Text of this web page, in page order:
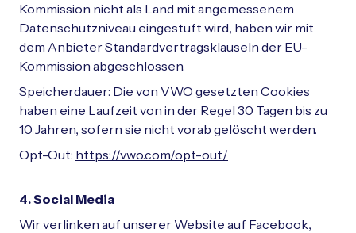
Kommission nicht als Land mit angemessenem
Datenschutzniveau eingestuft wird, haben wir mit
dem Anbieter Standardvertragsklauseln der EU-
Kommission abgeschlossen.
Speicherdauer: Die von VWO gesetzten Cookies
haben eine Laufzeit von in der Regel 30 Tagen bis zu
10 Jahren, sofern sie nicht vorab gelöscht werden.
Opt-Out: https://vwo.com/opt-out/
4. Social Media
Wir verlinken auf unserer Website auf Facebook,